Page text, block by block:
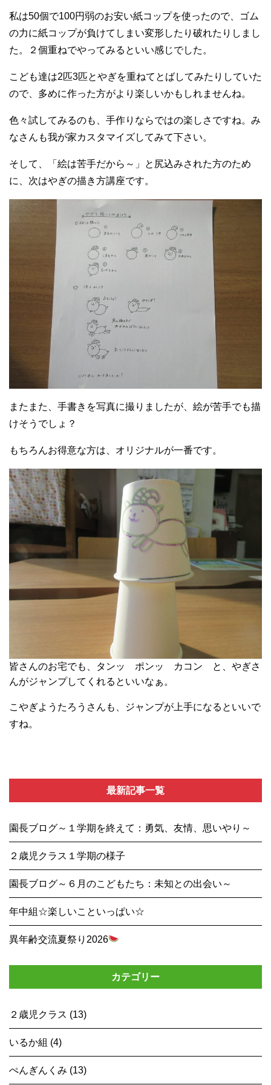
最新記事一覧
園長ブログ～１学期を終えて：勇気、友情、思いやり～
２歳児クラス１学期の様子
園長ブログ～６月のこどもたち：未知との出会い～
年中組☆楽しいこといっぱい☆
異年齢交流夏祭り2026
カテゴリー
２歳児クラス (13)
いるか組 (4)
ぺんぎんくみ (13)
私は50個で100円弱のお安い紙コップを使ったので、ゴム
の力に紙コップが負けてしまい変形したり破れたりしまし
た。２個重ねでやってみるといい感じでした。
こども達は2匹3匹とやぎを重ねてとばしてみたりしていた
ので、多めに作った方がより楽しいかもしれませんね。
色々試してみるのも、手作りならではの楽しさですね。み
なさんも我が家カスタマイズしてみて下さい。
そして、「絵は苦手だから～」と尻込みされた方のため
に、次はやぎの描き方講座です。
またまた、手書きを写真に撮りましたが、絵が苦手でも描
けそうでしょ？
もちろんお得意な方は、オリジナルが一番です。
皆さんのお宅でも、タンッ ポンッ カコン と、やぎさ
んがジャンプしてくれるといいなぁ。
こやぎようたろうさんも、ジャンプが上手になるといいで
すね。